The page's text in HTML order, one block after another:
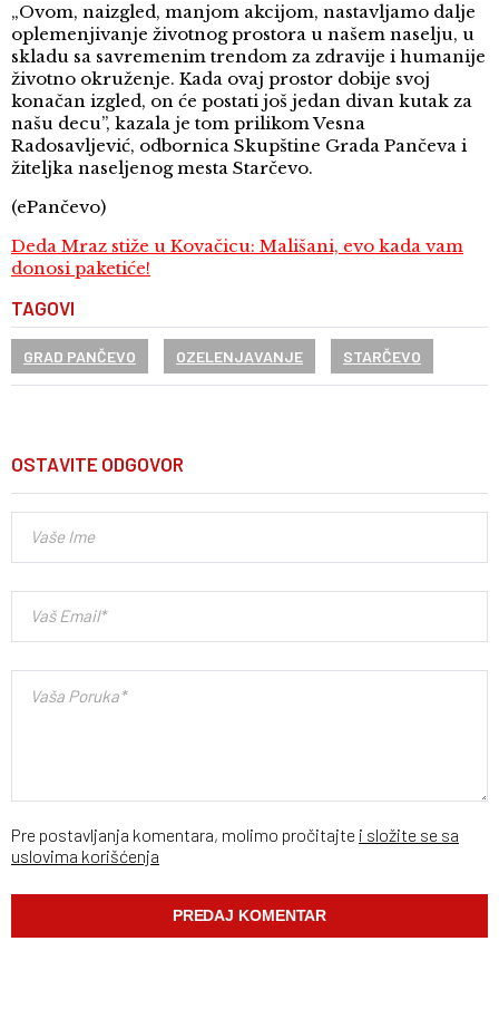
„Ovom, naizgled, manjom akcijom, nastavljamo dalje
oplemenjivanje životnog prostora u našem naselju, u
skladu sa savremenim trendom za zdravije i humanije
životno okruženje. Kada ovaj prostor dobije svoj
konačan izgled, on će postati još jedan divan kutak za
našu decu”, kazala je tom prilikom Vesna
Radosavljević, odbornica Skupštine Grada Pančeva i
žiteljka naseljenog mesta Starčevo.
(ePančevo)
Deda Mraz stiže u Kovačicu: Mališani, evo kada vam
donosi paketiće!
TAGOVI
GRAD PANČEVO OZELENJAVANJE STARČEVO
OSTAVITE ODGOVOR
Pre postavljanja komentara, molimo pročitajte i složite se sa
uslovima korišćenja